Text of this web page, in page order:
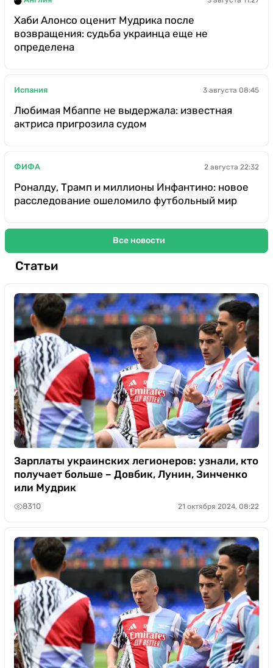
Хаби Алонсо оценит Мудрика после
возвращения: судьба украинца еще не
определена
Испания 3 августа 08:45
Любимая Мбаппе не выдержала: известная
актриса пригрозила судом
ФИФА 2 августа 22:32
Роналду, Трамп и миллионы Инфантино: новое
расследование ошеломило футбольный мир
Все новости
Статьи
Зарплаты украинских легионеров: узнали, кто
получает больше – Довбик, Лунин, Зинченко
или Мудрик
8310 21 октября 2024, 08:22